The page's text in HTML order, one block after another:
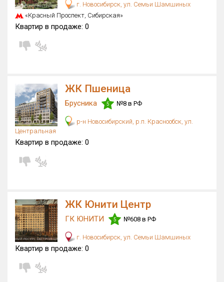
Поселков таунхаусов
13 из 13
Многоквартирных домов
Квартир, апартаментов,
г. Новосибирск, ул. Семьи Шамшиных
«Красный Проспект, Сибирская»
Квартир в продаже: 0
ЖК Пшеница
Брусника 5 №8 в РФ
р-н Новосибирский, р.п. Краснообск, ул.
Центральная
Квартир в продаже: 0
ЖК Юнити Центр
ГК ЮНИТИ 5 №608 в РФ
г. Новосибирск, ул. Семьи Шамшиных
Квартир в продаже: 0